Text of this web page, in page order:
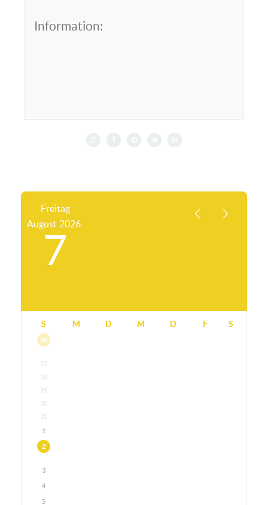
Information:
Freitag
August 2026
7
S M D M D F S
26
27
28
29
30
31
1
2
3
4
5